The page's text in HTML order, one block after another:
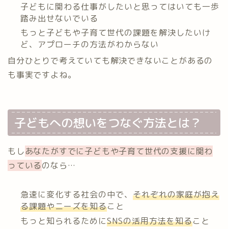
子どもに関わる仕事がしたいと思ってはいても一歩
踏み出せないでいる
もっと子どもや子育て世代の課題を解決したいけ
ど、アプローチの方法がわからない
自分ひとりで考えていても解決できないことがあるの
も事実ですよね。
⁡子どもへの想いをつなぐ方法とは？
もしあなたがすでに子どもや子育て世代の支援に関わ
っているのなら…
急速に変化する社会の中で、 それぞれの家庭が抱え
る課題やニーズを知ること
もっと知られるためにSNSの活用方法を知ること